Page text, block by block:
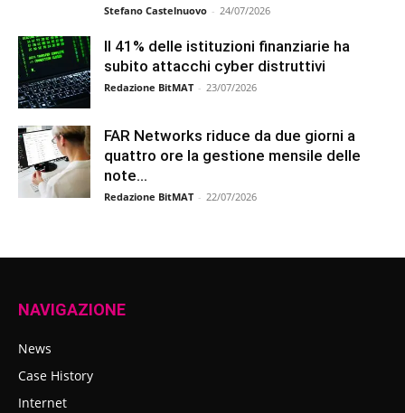
Stefano Castelnuovo - 24/07/2026
Il 41% delle istituzioni finanziarie ha
subito attacchi cyber distruttivi
Redazione BitMAT - 23/07/2026
FAR Networks riduce da due giorni a
quattro ore la gestione mensile delle
note...
Redazione BitMAT - 22/07/2026
NAVIGAZIONE
News
Case History
Internet